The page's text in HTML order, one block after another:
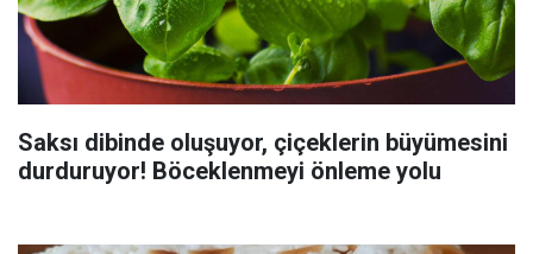
Saksı dibinde oluşuyor, çiçeklerin büyümesini
durduruyor! Böceklenmeyi önleme yolu